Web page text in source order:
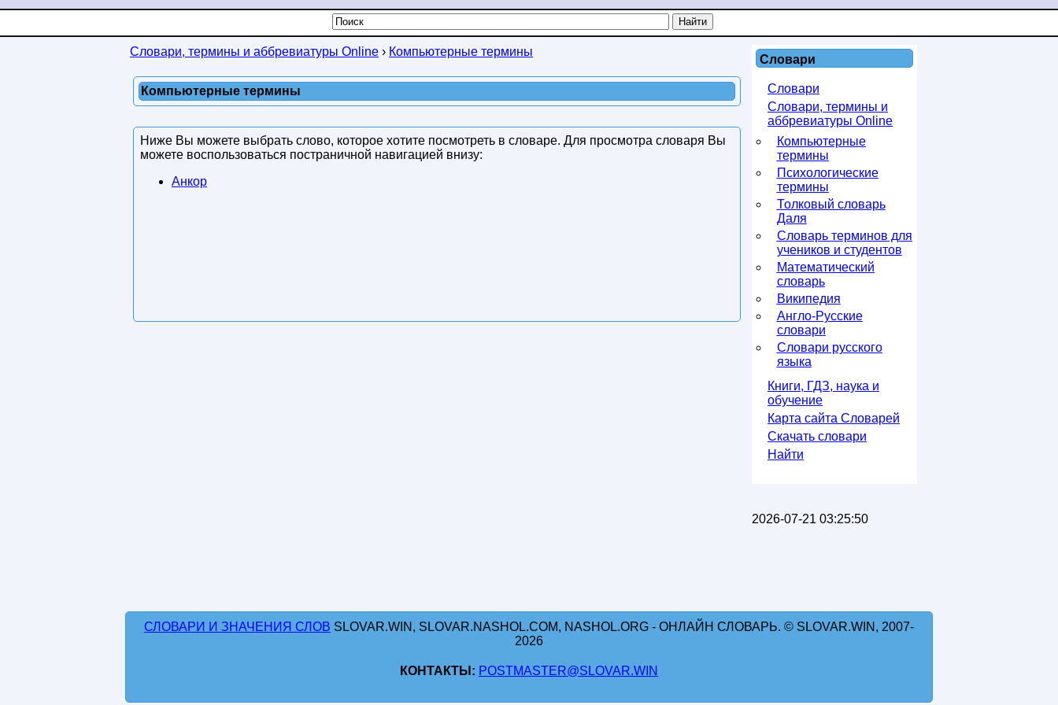
Словари, термины и аббревиатуры Online › Компьютерные термины
Компьютерные термины
Ниже Вы можете выбрать слово, которое хотите посмотреть в словаре. Для просмотра словаря Вы
можете воспользоваться постраничной навигацией внизу:
Анкор
Словари
Словари
Словари, термины и
аббревиатуры Online
Компьютерные
термины
Психологические
термины
Толковый словарь
Даля
Словарь терминов для
учеников и студентов
Математический
словарь
Википедия
Англо-Русские
словари
Словари русского
языка
Книги, ГДЗ, наука и
обучение
Карта сайта Словарей
Скачать словари
Найти
2026-07-21 03:25:50
СЛОВАРИ И ЗНАЧЕНИЯ СЛОВ SLOVAR.WIN, SLOVAR.NASHOL.COM, NASHOL.ORG - ОНЛАЙН СЛОВАРЬ. © SLOVAR.WIN, 2007-
2026
КОНТАКТЫ: POSTMASTER@SLOVAR.WIN